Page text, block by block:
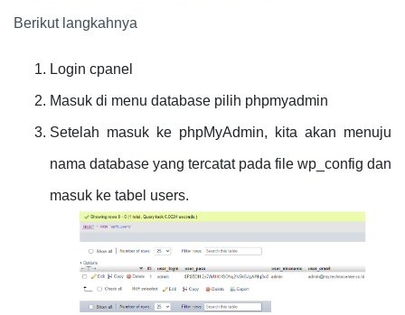
Berikut langkahnya
Login cpanel
Masuk di menu database pilih phpmyadmin
Setelah masuk ke phpMyAdmin, kita akan menuju
nama database yang tercatat pada file wp_config dan
masuk ke tabel users.